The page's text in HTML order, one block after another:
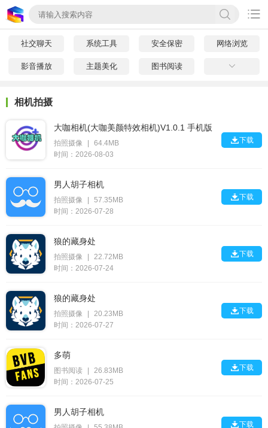

社交聊天 系统工具 安全保密 网络浏览
影音播放 主题美化 图书阅读 
相机拍摄
大咖相机(大咖美颜特效相机)V1.0.1 手机版
拍照摄像
64.4MB
时间：2026-08-03
下载
男人胡子相机
拍照摄像
57.35MB
时间：2026-07-28
下载
狼的藏身处
拍照摄像
22.72MB
时间：2026-07-24
下载
狼的藏身处
拍照摄像
20.23MB
时间：2026-07-27
下载
多萌
图书阅读
26.83MB
时间：2026-07-25
下载
男人胡子相机
下载